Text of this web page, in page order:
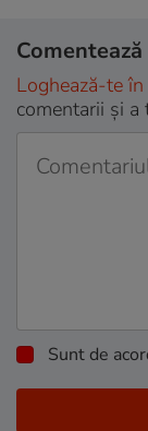
Comentează
Loghează-te
comentarii și
Sunt de